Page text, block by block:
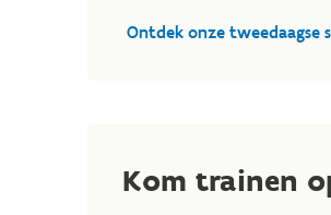
Ontdek onze tweedaagse
Kom trainen